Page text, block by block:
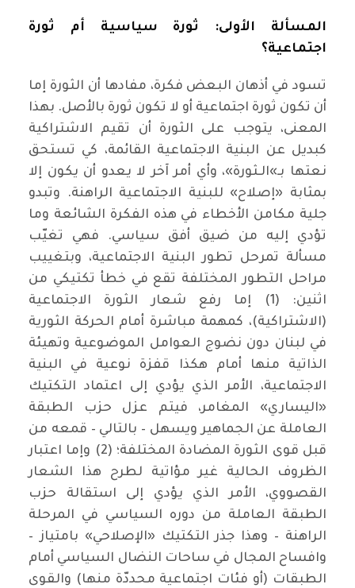
المسألة الأولى: ثورة سياسية أم ثورة
اجتماعية؟
تسود في أذهان البعض فكرة، مفادها أن الثورة إما
أن تكون ثورة اجتماعية أو لا تكون ثورة بالأصل. بهذا
المعنى، يتوجب على الثورة أن تقيم الاشتراكية
كبديل عن البنية الاجتماعية القائمة، كي تستحق
نعتها بـ»الـثورة»، وأي أمر آخر لا يعدو أن يكون إلا
بمثابة «إصلاح» للبنية الاجتماعية الراهنة. وتبدو
جلية مكامن الأخطاء في هذه الفكرة الشائعة وما
تؤدي إليه من ضيق أفق سياسي. فهي تغيّب
مسألة تمرحل تطور البنية الاجتماعية، وبتغييب
مراحل التطور المختلفة تقع في خطأ تكتيكي من
اثنين: (1) إما رفع شعار الثورة الاجتماعية
(الاشتراكية)، كمهمة مباشرة أمام الحركة الثورية
في لبنان دون نضوج العوامل الموضوعية وتهيئة
الذاتية منها أمام هكذا قفزة نوعية في البنية
الاجتماعية، الأمر الذي يؤدي إلى اعتماد التكتيك
«اليساري» المغامر، فيتم عزل حزب الطبقة
العاملة عن الجماهير ويسهل – بالتالي – قمعه من
قبل قوى الثورة المضادة المختلفة؛ (2) وإما اعتبار
الظروف الحالية غير مؤاتية لطرح هذا الشعار
القصووي، الأمر الذي يؤدي إلى استقالة حزب
الطبقة العاملة من دوره السياسي في المرحلة
الراهنة – وهذا جذر التكتيك «الإصلاحي» بامتياز –
وافساح المجال في ساحات النضال السياسي أمام
الطبقات (أو فئات اجتماعية محددّة منها) والقوى